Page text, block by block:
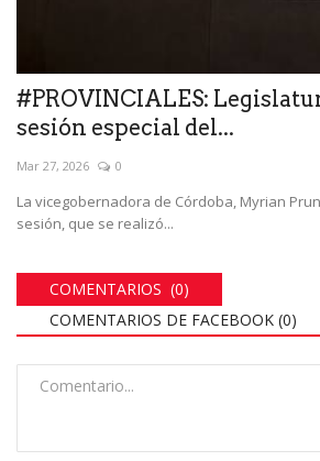
#PROVINCIALES:
sesión especial del...
Mar 27, 2026 0
La vicegobernadora de Córdoba, Myrian
sesión, que se realizó...
COMENTARIOS (0)
COMENTARIOS DE FACEBOOK (0)